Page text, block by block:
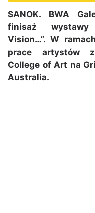
SANOK. BWA
finisaż wystawy
Vision…”. W
prace artystów
College of Art na
Australia.